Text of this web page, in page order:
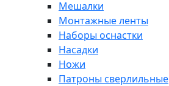
Мешалки
Монтажные ленты
Наборы оснастки
Насадки
Ножи
Патроны сверлильные